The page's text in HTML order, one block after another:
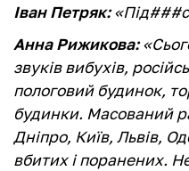
Іван Петряк:
Анна Рижикова:
звуків вибухів,
пологовий будинок,
будинки. Масований
Дніпро, Київ, Львів,
вбитих і поранених.